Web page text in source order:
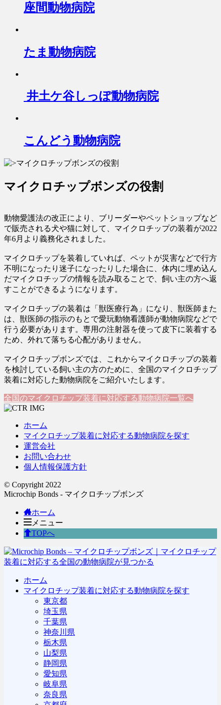
座間動物病院
たま動物病院
井土ケ谷しっぽ動物病院
こんどう動物病院
マイクロチップボンズの役割
動物愛護法の改正により、ブリーダーやペットショップなど
で販売される犬や猫に対して、マイクロチップの装着が2022
年6月より義務化されました。
マイクロチップを装着していれば、ペットが災害などで行方
不明になったり迷子になったりした場合に、体内に埋め込ん
だマイクロチップの情報を読み取ることで、飼い主の方へ返
すことができるようになります。
マイクロチップの装着は「獣医療行為」になり、獣医師また
は、獣医師の指示のもとで愛玩動物看護師が動物病院などで
行う必要があります。専用の注射器を使って皮下に装着する
ため、外れて落ちる心配がありません。
マイクロチップボンズでは、これからマイクロチップの装着
を検討している飼い主の方のために、全国のマイクロチップ
装着に対応した動物病院をご紹介いたします。
全国のマイクロチップ装着に対応する動物病院一覧へ
ホーム
マイクロチップ装着に対応する動物病院を探す
運営会社
お問い合わせ
個人情報保護方針
© Copyright 2022
Microchip Bonds - マイクロチップボンズ
ホーム
メニュー
TOPへ
ホーム
マイクロチップ装着に対応する動物病院を探す
東京都
埼玉県
千葉県
神奈川県
栃木県
山梨県
静岡県
愛知県
岐阜県
奈良県